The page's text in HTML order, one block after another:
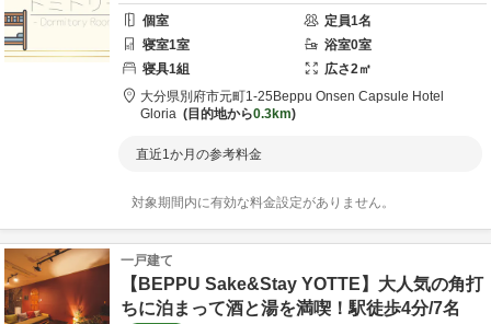
個室 定員1名
寝室1室 浴室0室
寝具1組 広さ2㎡
大分県別府市元町1-25 Beppu Onsen Capsule Hotel
Gloria
目的地から0.3km
直近1か月の参考料金
対象期間内に有効な料金設定がありません。
一戸建て
【BEPPU Sake&Stay YOTTE】大人気の角打
ちに泊まって酒と湯を満喫！駅徒歩4分/7名